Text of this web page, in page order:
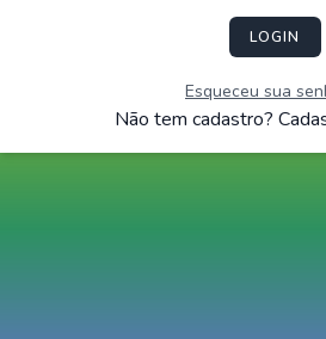
LOGIN
Esqueceu sua
Não tem cadastro?